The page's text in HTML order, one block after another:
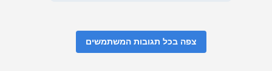
צפה בכל תגובות המשתמשים